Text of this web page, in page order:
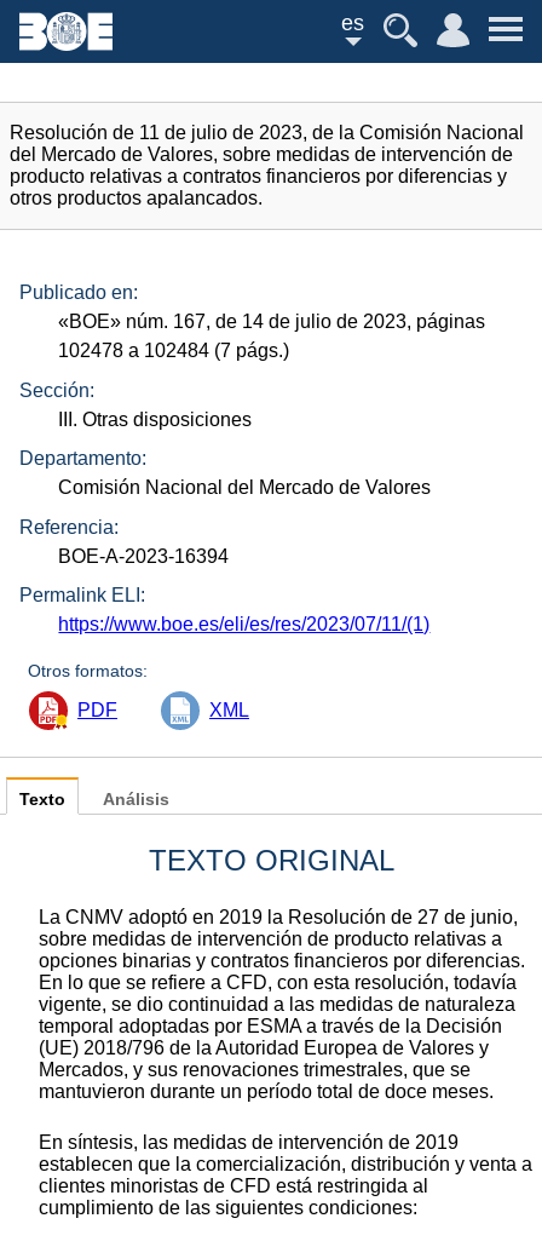
es
Resolución de 11 de julio de 2023, de la Comisión Nacional
del Mercado de Valores, sobre medidas de intervención de
producto relativas a contratos financieros por diferencias y
otros productos apalancados.
Publicado en:
«BOE» núm. 167, de 14 de julio de 2023, páginas
102478 a 102484 (7 págs.)
Sección:
III. Otras disposiciones
Departamento:
Comisión Nacional del Mercado de Valores
Referencia:
BOE-A-2023-16394
Permalink ELI:
https://www.boe.es/eli/es/res/2023/07/11/(1)
Otros formatos:
PDF XML
Texto
TEXTO ORIGINAL
La CNMV adoptó en 2019 la Resolución de 27 de junio,
sobre medidas de intervención de producto relativas a
opciones binarias y contratos financieros por diferencias.
En lo que se refiere a CFD, con esta resolución, todavía
vigente, se dio continuidad a las medidas de naturaleza
temporal adoptadas por ESMA a través de la Decisión
(UE) 2018/796 de la Autoridad Europea de Valores y
Mercados, y sus renovaciones trimestrales, que se
mantuvieron durante un período total de doce meses.
En síntesis, las medidas de intervención de 2019
establecen que la comercialización, distribución y venta a
clientes minoristas de CFD está restringida al
cumplimiento de las siguientes condiciones:
Análisis